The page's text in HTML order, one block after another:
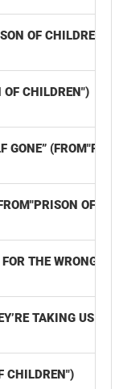
OF CHILDREN")
OF CHILDREN")
GONE”
OF
THE WRONG
TAKING US
CHILDREN")